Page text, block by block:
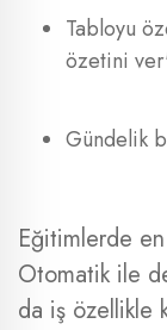
Tabloyu
özetini
Gündelik
Eğitimlerde
Otomatik ile
da iş özellikle